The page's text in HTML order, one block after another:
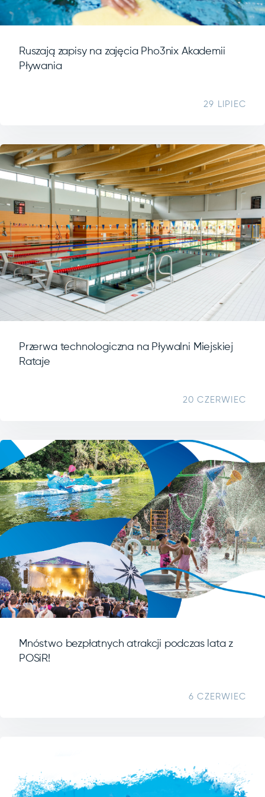
Ruszają zapisy na zajęcia Pho3nix Akademii
Pływania
29 LIPIEC
Przerwa technologiczna na Pływalni Miejskiej
Rataje
20 CZERWIEC
Mnóstwo bezpłatnych atrakcji podczas lata z
POSiR!
6 CZERWIEC